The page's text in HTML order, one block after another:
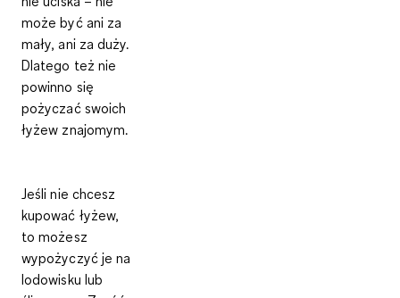
może być ani za
mały, ani za duży.
Dlatego też nie
powinno się
pożyczać swoich
łyżew znajomym.
Jeśli nie chcesz
kupować łyżew,
to możesz
wypożyczyć je na
lodowisku lub